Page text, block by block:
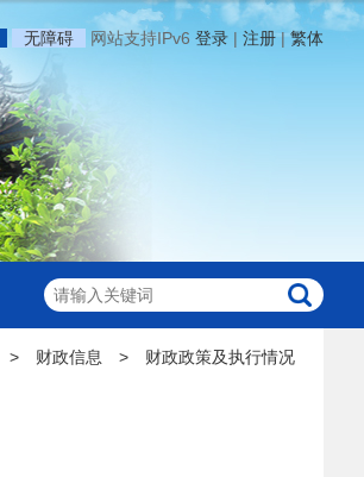
无障碍 网站支持IPv6 登录 | 注册|繁体
> 财政信息 > 财政政策及执行情况